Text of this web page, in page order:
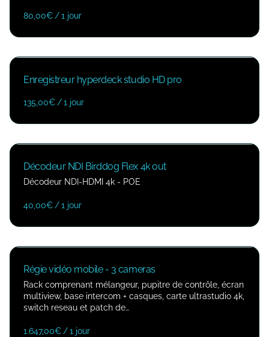
/
Enregistreur hyperdeck studio HD pro
/
Décodeur NDI Birddog Flex 4k out
Décodeur NDI-HDMI 4k - POE
/
Régie vidéo mobile - 3 cameras
Rack comprenant mélangeur, pupitre de contrôle, écran
multiview, base intercom + casques, carte ultrastudio 4k,
switch reseau et patch de…
/